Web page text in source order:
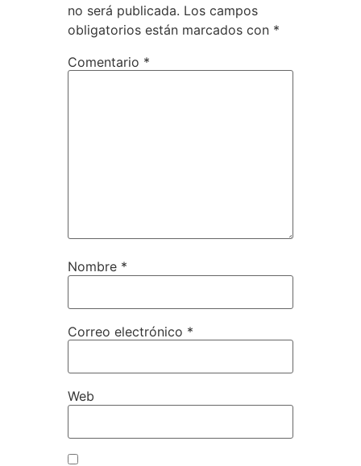
no será publicada. Los campos
obligatorios están marcados con *
Comentario *
Nombre *
Correo electrónico *
Web